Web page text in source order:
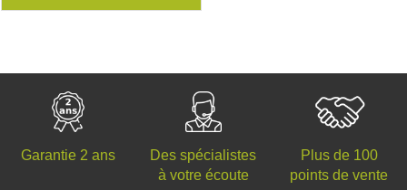
Garantie 2 ans
Des spécialistes
à votre écoute
Plus de 100
points de vente